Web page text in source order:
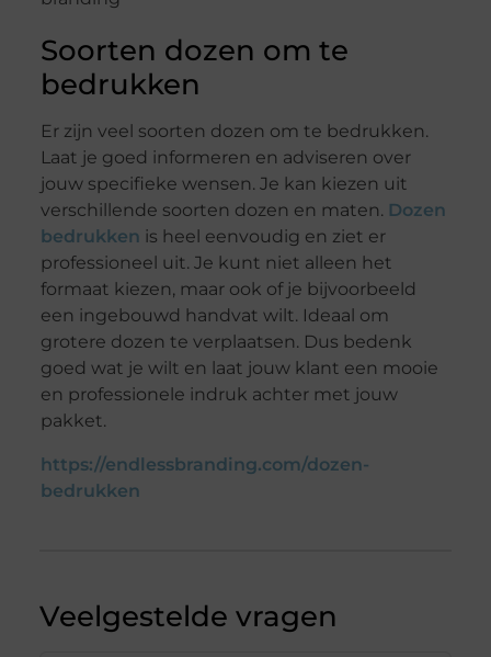
Soorten dozen om te
bedrukken
Er zijn veel soorten dozen om te bedrukken.
Laat je goed informeren en adviseren over
jouw specifieke wensen. Je kan kiezen uit
verschillende soorten dozen en maten. Dozen
bedrukken is heel eenvoudig en ziet er
professioneel uit. Je kunt niet alleen het
formaat kiezen, maar ook of je bijvoorbeeld
een ingebouwd handvat wilt. Ideaal om
grotere dozen te verplaatsen. Dus bedenk
goed wat je wilt en laat jouw klant een mooie
en professionele indruk achter met jouw
pakket.
https://endlessbranding.com/dozen-
bedrukken
Veelgestelde vragen